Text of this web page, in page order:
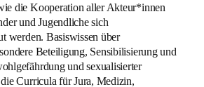
die Kooperation aller Akteur*innen
und Jugendliche sich
werden. Basiswissen über
Beteiligung, Sensibilisierung und
und sexualisierter
Curricula für Jura, Medizin,